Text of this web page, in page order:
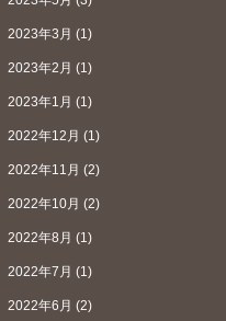
2023年3月 (1)
2023年2月 (1)
2023年1月 (1)
2022年12月 (1)
2022年11月 (2)
2022年10月 (2)
2022年8月 (1)
2022年7月 (1)
2022年6月 (2)